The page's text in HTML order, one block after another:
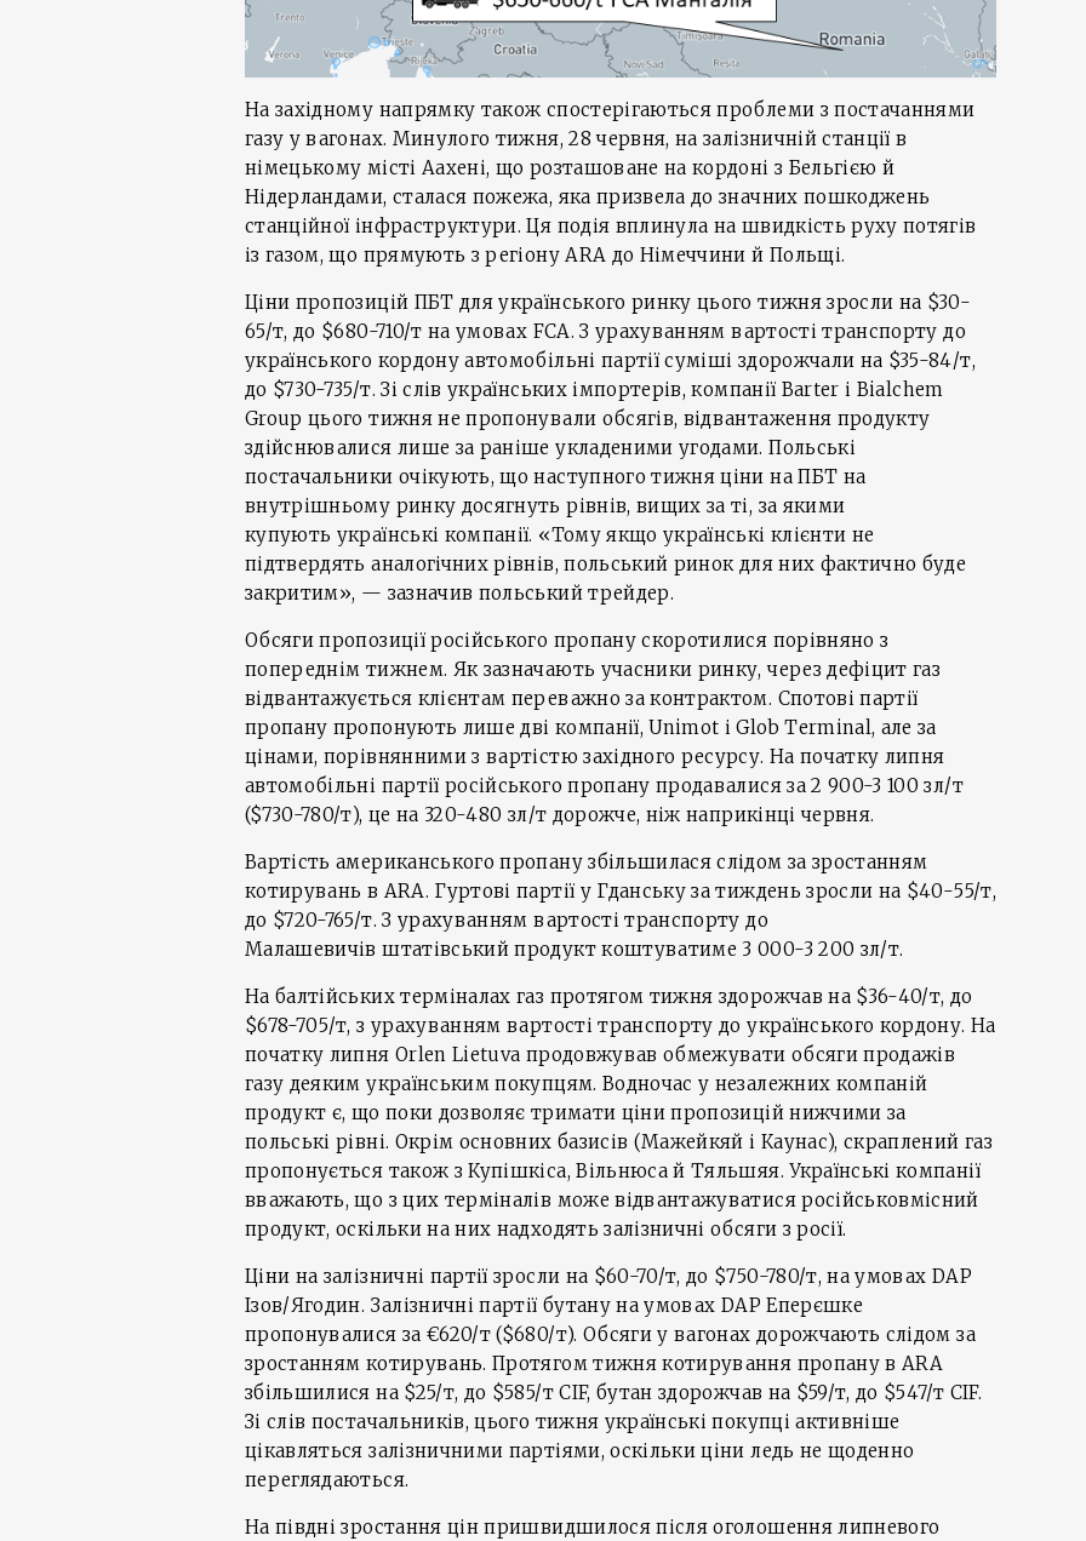
На західному напрямку також спостерігаються проблеми з постачаннями
газу у вагонах. Минулого тижня, 28 червня, на залізничній станції в
німецькому місті Аахені, що розташоване на кордоні з Бельгією й
Нідерландами, сталася пожежа, яка призвела до значних пошкоджень
станційної інфраструктури. Ця подія вплинула на швидкість руху потягів
із газом, що прямують з регіону ARA до Німеччини й Польщі.
Ціни пропозицій ПБТ для українського ринку цього тижня зросли на $30-
65/т, до $680-710/т на умовах FCA. З урахуванням вартості транспорту до
українського кордону автомобільні партії суміші здорожчали на $35-84/т,
до $730-735/т. Зі слів українських імпортерів, компанії Barter і Bialchem
Group цього тижня не пропонували обсягів, відвантаження продукту
здійснювалися лише за раніше укладеними угодами. Польські
постачальники очікують, що наступного тижня ціни на ПБТ на
внутрішньому ринку досягнуть рівнів, вищих за ті, за якими
купують українські компанії. «Тому якщо українські клієнти не
підтвердять аналогічних рівнів, польський ринок для них фактично буде
закритим», — зазначив польський трейдер.
Обсяги пропозиції російського пропану скоротилися порівняно з
попереднім тижнем. Як зазначають учасники ринку, через дефіцит газ
відвантажується клієнтам переважно за контрактом. Спотові партії
пропану пропонують лише дві компанії, Unimot і Glob Terminal, але за
цінами, порівнянними з вартістю західного ресурсу. На початку липня
автомобільні партії російського пропану продавалися за 2 900-3 100 зл/т
($730-780/т), це на 320-480 зл/т дорожче, ніж наприкінці червня.
Вартість американського пропану збільшилася слідом за зростанням
котирувань в ARA. Гуртові партії у Гданську за тиждень зросли на $40-55/т,
до $720-765/т. З урахуванням вартості транспорту до
Малашевичів штатівський продукт коштуватиме 3 000-3 200 зл/т.
На балтійських терміналах газ протягом тижня здорожчав на $36-40/т, до
$678-705/т, з урахуванням вартості транспорту до українського кордону. На
початку липня Orlen Lietuva продовжував обмежувати обсяги продажів
газу деяким українським покупцям. Водночас у незалежних компаній
продукт є, що поки дозволяє тримати ціни пропозицій нижчими за
польські рівні. Окрім основних базисів (Мажейкяй і Каунас), скраплений газ
пропонується також з Купішкіса, Вільнюса й Тяльшяя. Українські компанії
вважають, що з цих терміналів може відвантажуватися російськовмісний
продукт, оскільки на них надходять залізничні обсяги з росії.
Ціни на залізничні партії зросли на $60-70/т, до $750-780/т, на умовах DAP
Ізов/Ягодин. Залізничні партії бутану на умовах DAP Еперєшке
пропонувалися за €620/т ($680/т). Обсяги у вагонах дорожчають слідом за
зростанням котирувань. Протягом тижня котирування пропану в ARA
збільшилися на $25/т, до $585/т CIF, бутан здорожчав на $59/т, до $547/т CIF.
Зі слів постачальників, цього тижня українські покупці активніше
цікавляться залізничними партіями, оскільки ціни ледь не щоденно
переглядаються.
На півдні зростання цін пришвидшилося після оголошення липневого